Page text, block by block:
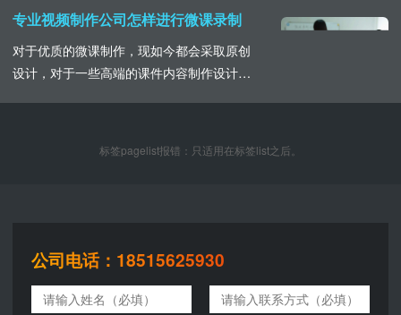
的存在。1、教材搬用课件的制作可以说是重
动的搬运到屏幕上，全部的内容堆砌对学生
们的学习吸收没有一点用处。其内容的制作
在于可视化，将......
专业视频制作公司怎样进行微课录制
对于优质的微课制作，现如今都会采取原创
设计，对于一些高端的课件内容制作设计，
容繁缛而多的情况下进行系列制作，在内
标签pagelist报错：只适用在标签list之后。
公司电话：18515625930